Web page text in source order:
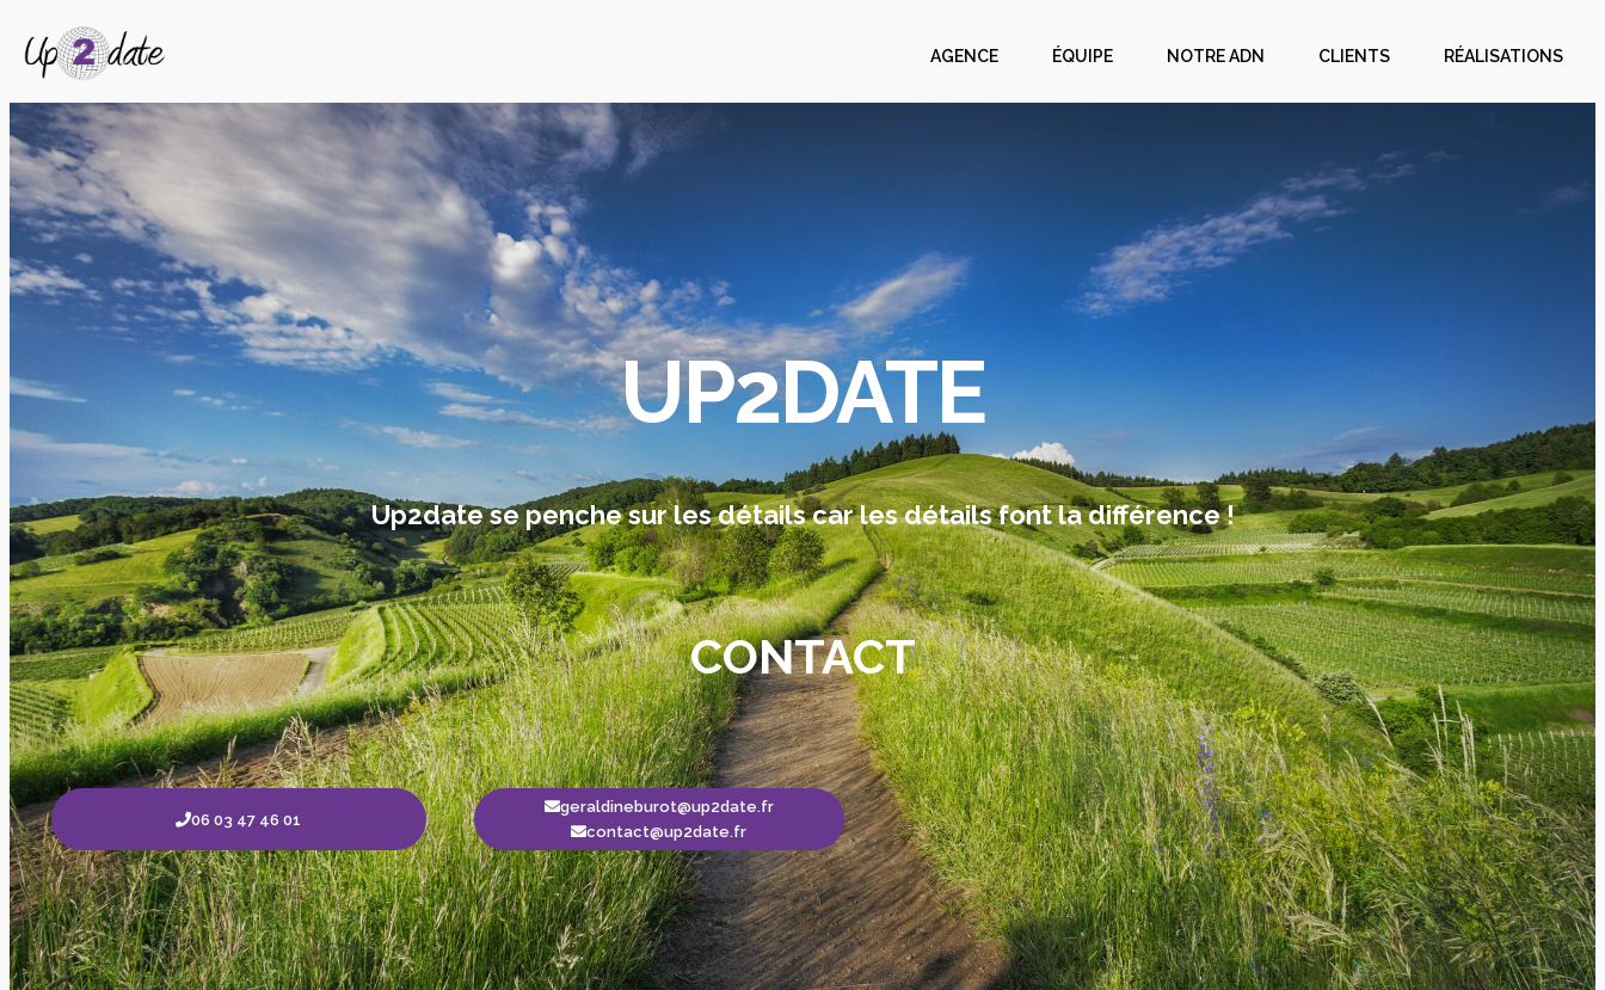
AGENCE ÉQUIPE NOTRE ADN CLIENTS RÉALISATIONS
UP2DATE
Up2date se penche sur les détails car les détails font la différence !
CONTACT
06 03 47 46 01
geraldineburot@up2date.fr
contact@up2date.fr